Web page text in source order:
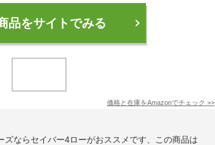
品をサイトでみる
価格と在庫をAmazonでチェック >>
ズならセイバー4ローがおススメです、この商品は